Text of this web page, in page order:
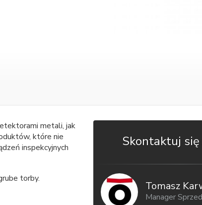
metali, jak
które nie
inspekcyjnych
torby.
Skontaktuj się
Tomasz
Manager